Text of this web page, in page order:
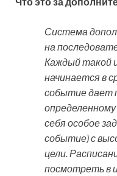
Система
на
Каждый такой
начинается в
событие дает
себя особое
событие) с
цели.
посмотреть в